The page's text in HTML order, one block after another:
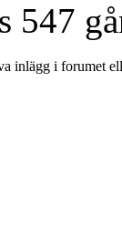
547
inlägg i forumet